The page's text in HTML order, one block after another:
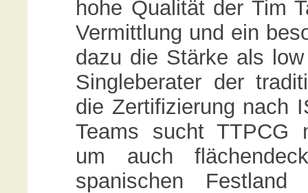
hohe Qualität der Tim
Vermittlung und ein
dazu die Stärke als
Singleberater der
die Zertifizierung nach
Teams sucht TTPCG
um auch
spanischen